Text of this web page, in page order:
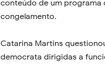
conteúdo de um programa
congelamento.
Catarina Martins
democrata dirigidas a